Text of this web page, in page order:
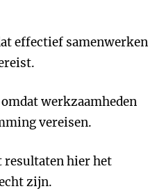
effectief samenwerken
werkzaamheden
vereisen.
resultaten hier het
zijn.